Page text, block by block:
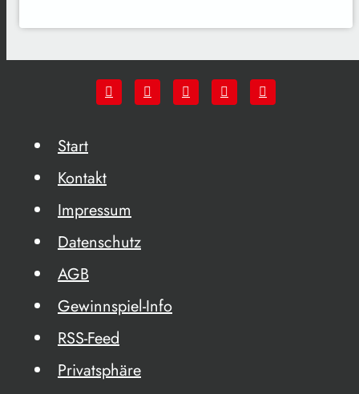
Start
Kontakt
Impressum
Datenschutz
AGB
Gewinnspiel-Info
RSS-Feed
Privatsphäre